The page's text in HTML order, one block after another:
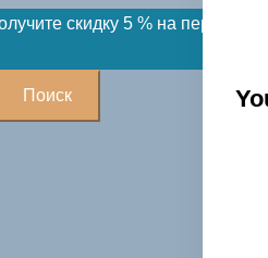
скидку 5 % на первый
Поиск